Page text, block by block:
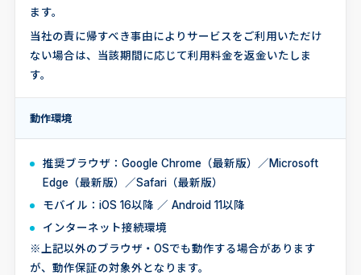
ます。
当社の責に帰すべき事由によりサービスをご利用いただけ
ない場合は、当該期間に応じて利用料金を返金いたしま
す。
動作環境
推奨ブラウザ：Google Chrome（最新版）／Microsoft
Edge（最新版）／Safari（最新版）
モバイル：iOS 16以降 ／ Android 11以降
インターネット接続環境
※上記以外のブラウザ・OSでも動作する場合があります
が、動作保証の対象外となります。